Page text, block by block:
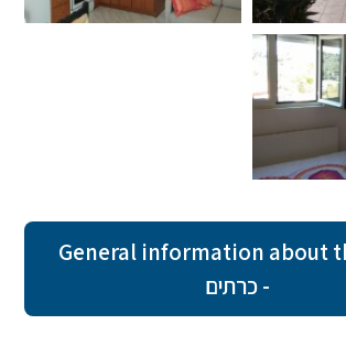
General information about
- כרתים